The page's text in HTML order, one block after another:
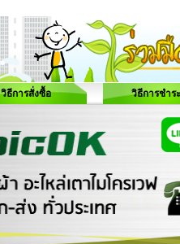
วิธีการสั่งซื้อ วิธีการชำร